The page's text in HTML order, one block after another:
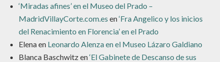
‘Miradas afines’ en el Museo del Prado –
MadridVillayCorte.com.es en‘Fra Angelico y los inicios
del Renacimiento en Florencia’ en el Prado
Elenaen Leonardo Alenza en el Museo Lázaro Galdiano
Blanca Baschwitzen‘El Gabinete de Descanso de sus